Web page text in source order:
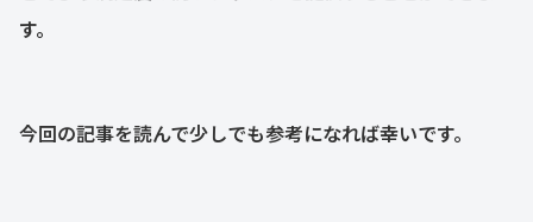
す。
今回の記事を読んで少しでも参考になれば幸いです。